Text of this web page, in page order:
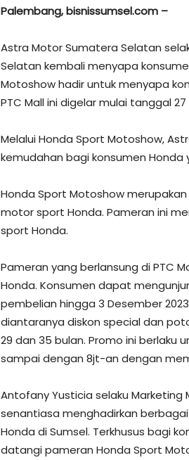
Palembang, bisnissumsel.com –
Astra Motor Sumatera Selatan
Selatan kembali menyapa
Motoshow hadir untuk menyapa
PTC Mall ini digelar mulai tanggal
Melalui Honda Sport Motoshow,
kemudahan bagi konsumen
Honda Sport Motoshow
motor sport Honda. Pameran ini
sport Honda.
Pameran yang berlansung di PTC
Honda. Konsumen dapat
pembelian hingga 3 Desember
diantaranya diskon special dan
29 dan 35 bulan. Promo ini
sampai dengan 8jt-an dengan
Antofany Yusticia selaku
senantiasa menghadirkan
Honda di Sumsel. Terkhusus bagi
datangi pameran Honda Sport